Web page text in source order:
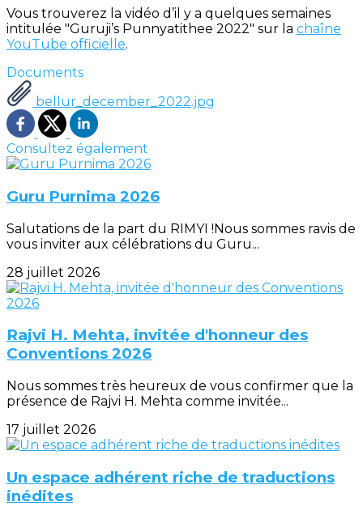
Vous trouverez la vidéo d’il y a quelques semaines
intitulée "Guruji’s Punnyatithee 2022" sur la chaîne
YouTube officielle.
Documents
bellur_december_2022.jpg
Consultez également
Guru Purnima 2026
Salutations de la part du RIMYI !Nous sommes ravis de
vous inviter aux célébrations du Guru...
28 juillet 2026
Rajvi H. Mehta, invitée d'honneur des
Conventions 2026
Nous sommes très heureux de vous confirmer que la
présence de Rajvi H. Mehta comme invitée...
17 juillet 2026
Un espace adhérent riche de traductions
inédites